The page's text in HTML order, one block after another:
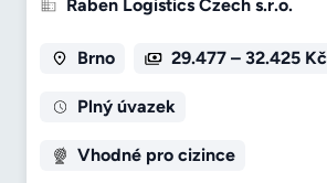
Raben Logistics Czech s.r.o.
Brno 29.477 – 32.425 Kč
Plný úvazek
Vhodné pro cizince